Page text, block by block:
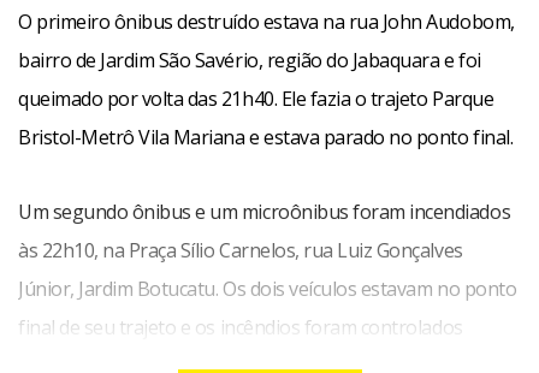
O primeiro ônibus destruído estava na rua John Audobom,
bairro de Jardim São Savério, região do Jabaquara e foi
queimado por volta das 21h40. Ele fazia o trajeto Parque
Bristol-Metrô Vila Mariana e estava parado no ponto final.
Um segundo ônibus e um microônibus foram incendiados
às 22h10, na Praça Sílio Carnelos, rua Luiz Gonçalves
Júnior, Jardim Botucatu. Os dois veículos estavam no ponto
final de seu trajeto e os incêndios foram controlados